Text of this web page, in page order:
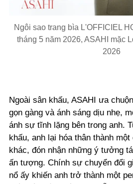
Ngôi sao trang bìa L'OFFICIEL
tháng 5 năm 2026, ASAHI mặc
2026
Ngoài sân khấu, ASAHI ưa
gọn gàng và ánh sáng dịu nhẹ,
ánh sự tĩnh lặng bên trong anh.
khấu, anh lại hóa thân thành
khác, đón nhận những ý tưởng
ấn tượng. Chính sự chuyển đổi
nổ ấy khiến anh trở thành một